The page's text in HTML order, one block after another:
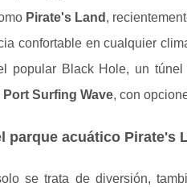
Pirate's Land ,
confortable en cualquier
popular Black Hole, un
Port Surfing Wave, con
parque acuático Pirate's
se trata de diversión,